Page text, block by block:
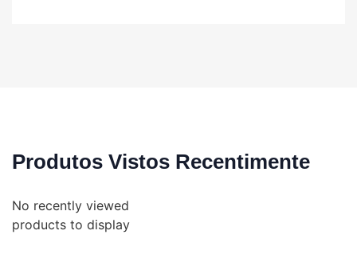
Produtos Vistos Recentimente
No recently viewed
products to display